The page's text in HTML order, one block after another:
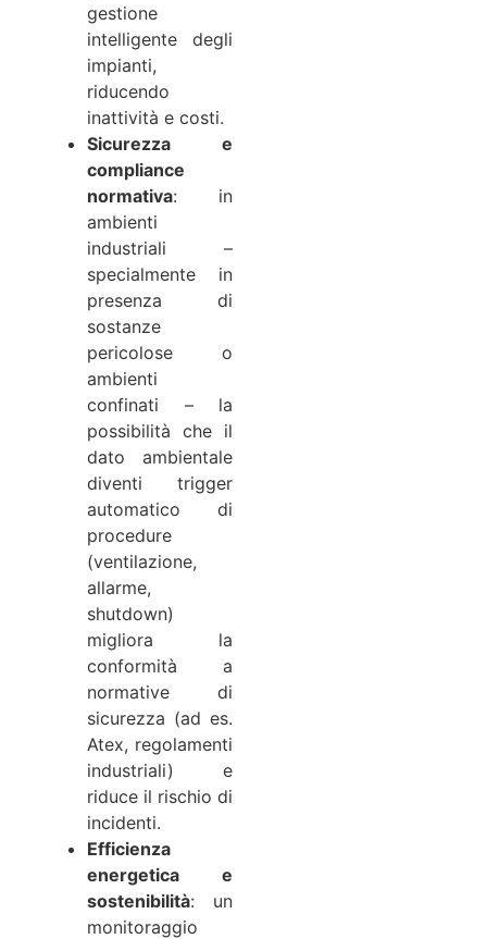
gestione
intelligente degli
impianti,
riducendo
inattività e costi.
Sicurezza e
compliance
normativa: in
ambienti
industriali –
specialmente in
presenza di
sostanze
pericolose o
ambienti
confinati – la
possibilità che il
dato ambientale
diventi trigger
automatico di
procedure
(ventilazione,
allarme,
shutdown)
migliora la
conformità a
normative di
sicurezza (ad es.
Atex, regolamenti
industriali) e
riduce il rischio di
incidenti.
Efficienza
energetica e
sostenibilità: un
monitoraggio